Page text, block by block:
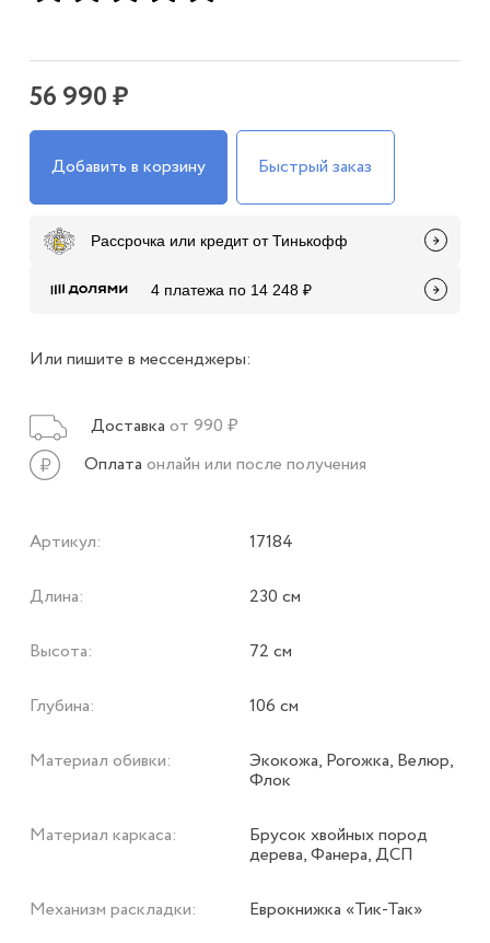
56 990 ₽
Добавить в корзину Быстрый заказ
Рассрочка или кредит от Тинькофф
4 платежа по 14 248 ₽
Или пишите в мессенджеры:
Доставка от 990 ₽
Оплата онлайн или после получения
Артикул: 17184
Длина: 230 см
Высота: 72 см
Глубина: 106 см
Материал обивки: Экокожа, Рогожка, Велюр,
Флок
Материал каркаса: Брусок хвойных пород
дерева, Фанера, ДСП
Механизм раскладки: Еврокнижка «Тик-Так»